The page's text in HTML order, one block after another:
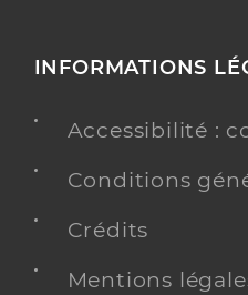
INFORMATIONS
Accessibilité :
Conditions
Crédits
Mentions